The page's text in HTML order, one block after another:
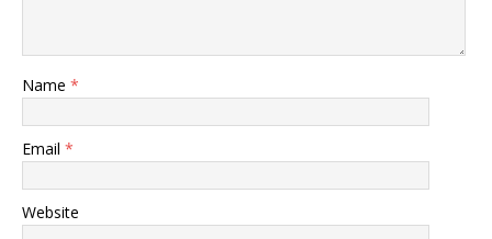
Name *
Email *
Website